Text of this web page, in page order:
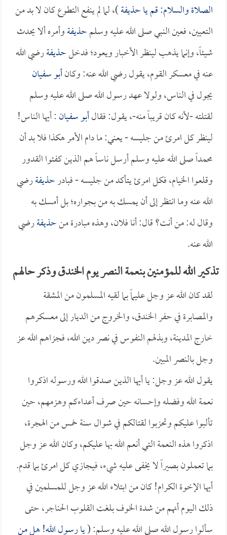
الصلاة والسلام: قم ياحذيفة)، لما لم ينفع التطوع كان لا بد من
التعيين، فعين النبي صلى الله عليه وسلمحذيفةوأمره ألا يحدث
شيئاً، وإنما يذهب لينظر الأخبار ويعود؛ فدخلحذيفةرضي الله
عنه في معسكر القوم، يقول رضي الله عنه: وكانأبو سفيان
يجول في الناس، ولولا عهد رسول الله صلى الله عليه وسلم
لقتلته -لأنه كان قريباً منه-، يقول: فقالأبو سفيان: أيها الناس!
لينظر كل امرئ من جليسه - يعني: ما دام الأمر هكذا فلا بد أن
محمداً صلى الله عليه وسلم أرسل ناساً هم الذين كفئوا القدور
وقلعوا الخيام، فكل امرئ يتأكد من جليسه - فبادرحذيفةرضي
الله عنه وما انتظر إلى أن يمسك به من بجواره؛ بل أمسك به
وقال له: من أنت؟ قال: أنا فلان، وهذه مبادرة منحذيفةرضي
الله عنه.
تذكير الله للمؤمنين بنعمة النصر يوم الخندق وذكر حالهم
لقد كان الله عز وجل عليماً بما لقيه المسلمون من المشقة
والمصابرة في حفر الخندق، والخروج من الديار إلى معسكرهم
خارج المدينة، وبذلهم النفوس في نصر دين الله، فجزاهم الله عز
وجل بالنصر المبين.
يقول الله عز وجل: يا أيها الذين صدقوا الله ورسوله اذكروا
نعمة الله وفضله وإحسانه حين صرف أعداءكم وهزمهم، حين
تألبوا عليكم وتحزبوا لقتالكم في شوال سنة خمس من الهجرة،
اذكروا هذه النعمة التي أنعم الله بها عليكم، وكان الله عز وجل
بما تعملون بصيراً لا يخفى عليه شيء، فيجازي كل امرئ بما قدم.
أيها الإخوة الكرام! كان من ابتلاء الله عز وجل للمسلمين في
ذلك اليوم أنهم من شدة الخوف بلغت القلوب الحناجر، حتى
سألوا رسول الله صلى الله عليه وسلم: (يا رسول الله! هل من